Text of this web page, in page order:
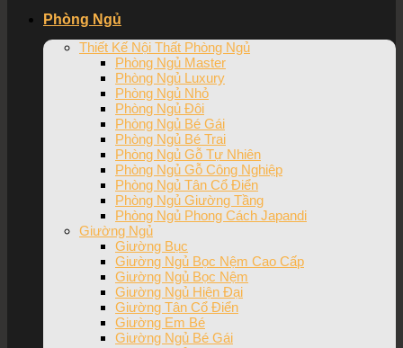
Phòng Ngủ
Thiết Kế Nội Thất Phòng Ngủ
Phòng Ngủ Master
Phòng Ngủ Luxury
Phòng Ngủ Nhỏ
Phòng Ngủ Đôi
Phòng Ngủ Bé Gái
Phòng Ngủ Bé Trai
Phòng Ngủ Gỗ Tự Nhiên
Phòng Ngủ Gỗ Công Nghiệp
Phòng Ngủ Tân Cổ Điển
Phòng Ngủ Giường Tầng
Phòng Ngủ Phong Cách Japandi
Giường Ngủ
Giường Bục
Giường Ngủ Bọc Nệm Cao Cấp
Giường Ngủ Bọc Nệm
Giường Ngủ Hiện Đại
Giường Tân Cổ Điển
Giường Em Bé
Giường Ngủ Bé Gái